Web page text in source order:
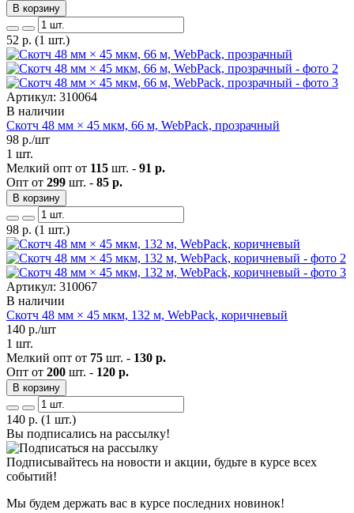
В корзину
52 р. (1 шт.)
Артикул: 310064
В наличии
Скотч 48 мм × 45 мкм, 66 м, WebPack, прозрачный
98 р./шт
1 шт.
Мелкий опт от 115 шт. - 91 р.
Опт от 299 шт. - 85 р.
В корзину
98 р. (1 шт.)
Артикул: 310067
В наличии
Скотч 48 мм × 45 мкм, 132 м, WebPack, коричневый
140 р./шт
1 шт.
Мелкий опт от 75 шт. - 130 р.
Опт от 200 шт. - 120 р.
В корзину
140 р. (1 шт.)
Вы подписались на рассылку!
Подписывайтесь на новости и акции, будьте в курсе всех
событий!
Мы будем держать вас в курсе последних новинок!